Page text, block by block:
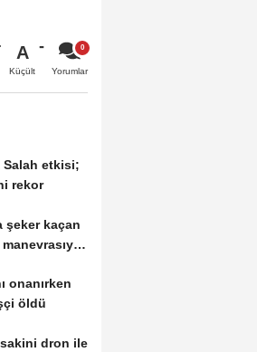
A
Küçült Yorumlar
Salah etkisi;
rekor
şeker kaçan
onanırken
öldü
dron ile